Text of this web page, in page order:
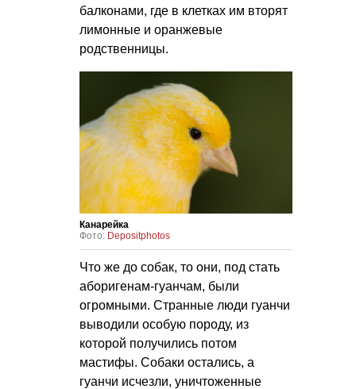
балконами, где в клетках им вторят
лимонные и оранжевые
родственницы.
Канарейка
Фото: Depositphotos
Что же до собак, то они, под стать
аборигенам-гуанчам, были
огромными. Странные люди гуанчи
выводили особую породу, из
которой получились потом
мастифы. Собаки остались, а
гуанчи исчезли, уничтоженные